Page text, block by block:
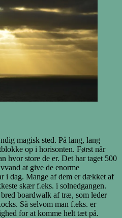
magisk sted. På lang, lang
op i horisonten. Først når
hvor store de er. Det har taget 500
at give de enorme
i dag. Mange af dem er dækket af
skær f.eks. i solnedgangen.
boardwalk af træ, som leder
Så selvom man f.eks. er
for at komme helt tæt på.